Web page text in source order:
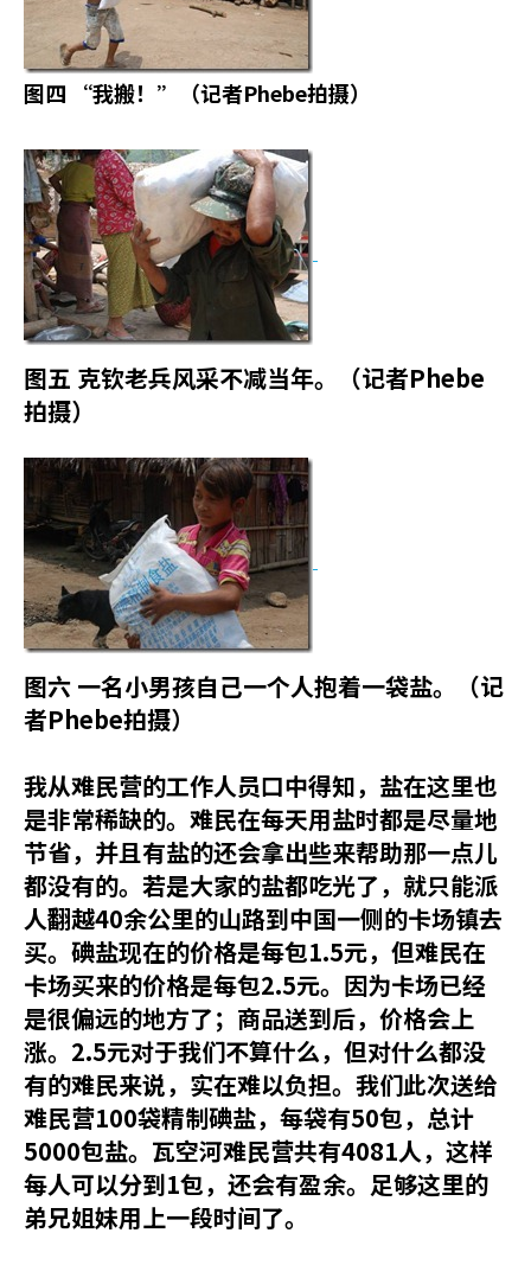
图四 “我搬！”（记者Phebe拍摄）
图五 克钦老兵风采不减当年。（记者Phebe
拍摄）
图六 一名小男孩自己一个人抱着一袋盐。（记
者Phebe拍摄）
我从难民营的工作人员口中得知，盐在这里也
是非常稀缺的。难民在每天用盐时都是尽量地
节省，并且有盐的还会拿出些来帮助那一点儿
都没有的。若是大家的盐都吃光了，就只能派
人翻越40余公里的山路到中国一侧的卡场镇去
买。碘盐现在的价格是每包1.5元，但难民在
卡场买来的价格是每包2.5元。因为卡场已经
是很偏远的地方了；商品送到后，价格会上
涨。2.5元对于我们不算什么，但对什么都没
有的难民来说，实在难以负担。我们此次送给
难民营100袋精制碘盐，每袋有50包，总计
5000包盐。瓦空河难民营共有4081人，这样
每人可以分到1包，还会有盈余。足够这里的
弟兄姐妹用上一段时间了。